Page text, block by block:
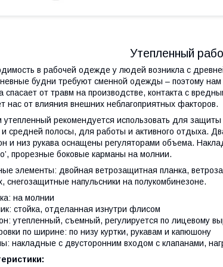
Утепленный
в рабочей одежде у людей возникла с
будни требуют сменной одежды – поэтому
спасает от травм на производстве, контакта с
нас от влияния внешних неблагоприятных факторов.
утепленный рекомендуется использовать для
и средней полосы, для работы и активного отдыха.
и низ рукава оснащены регуляторами объема.
прорезные боковые карманы на молнии.
элементы: двойная ветрозащитная планка,
снегозащитные напульсники на полукомбинезоне.
на молнии
стойка, отделанная изнутри флисом
утепленный, съемный, регулируется по лицевому
по ширине: по низу куртки, рукавам и капюшону
накладные с двусторонним входом с клапанами,